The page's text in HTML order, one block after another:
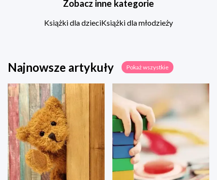
Zobacz inne kategorie
Książki dla dzieciKsiążki dla młodzieży
Najnowsze artykuły Pokaż wszystkie